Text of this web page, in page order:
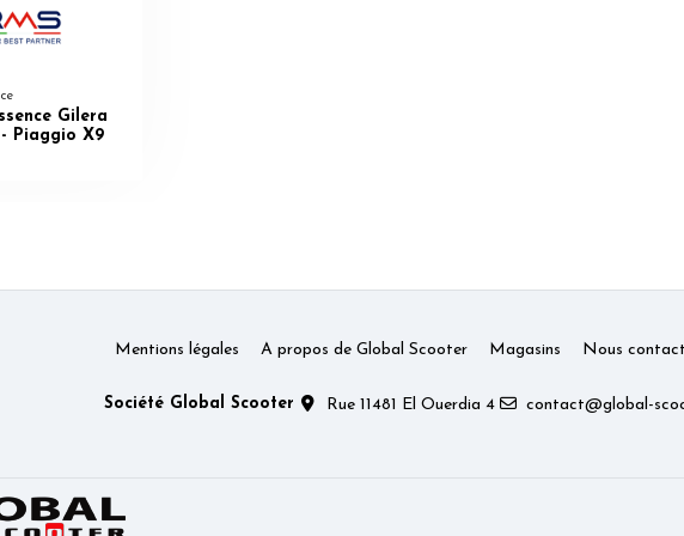
Gilera
- Piaggio X9
Mentions légales A propos de Global Scooter Magasins Nous
Société Global Scooter Rue 11481 El Ouerdia 4 contact@global-